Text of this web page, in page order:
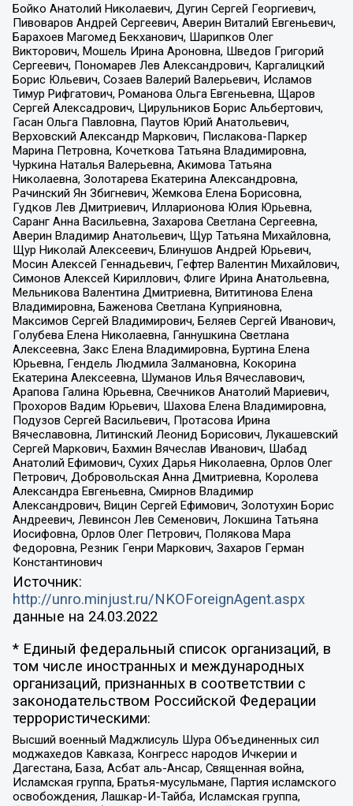
Бойко Анатолий Николаевич, Дугин Сергей Георгиевич,
Пивоваров Андрей Сергеевич, Аверин Виталий Евгеньевич,
Барахоев Магомед Бекханович, Шарипков Олег
Викторович, Мошель Ирина Ароновна, Шведов Григорий
Сергеевич, Пономарев Лев Александрович, Каргалицкий
Борис Юльевич, Созаев Валерий Валерьевич, Исламов
Тимур Рифгатович, Романова Ольга Евгеньевна, Щаров
Сергей Алексадрович, Цирульников Борис Альбертович,
Гасан Ольга Павловна, Паутов Юрий Анатольевич,
Верховский Александр Маркович, Пислакова-Паркер
Марина Петровна, Кочеткова Татьяна Владимировна,
Чуркина Наталья Валерьевна, Акимова Татьяна
Николаевна, Золотарева Екатерина Александровна,
Рачинский Ян Збигневич, Жемкова Елена Борисовна,
Гудков Лев Дмитриевич, Илларионова Юлия Юрьевна,
Саранг Анна Васильевна, Захарова Светлана Сергеевна,
Аверин Владимир Анатольевич, Щур Татьяна Михайловна,
Щур Николай Алексеевич, Блинушов Андрей Юрьевич,
Мосин Алексей Геннадьевич, Гефтер Валентин Михайлович,
Симонов Алексей Кириллович, Флиге Ирина Анатольевна,
Мельникова Валентина Дмитриевна, Вититинова Елена
Владимировна, Баженова Светлана Куприяновна,
Максимов Сергей Владимирович, Беляев Сергей Иванович,
Голубева Елена Николаевна, Ганнушкина Светлана
Алексеевна, Закс Елена Владимировна, Буртина Елена
Юрьевна, Гендель Людмила Залмановна, Кокорина
Екатерина Алексеевна, Шуманов Илья Вячеславович,
Арапова Галина Юрьевна, Свечников Анатолий Мариевич,
Прохоров Вадим Юрьевич, Шахова Елена Владимировна,
Подузов Сергей Васильевич, Протасова Ирина
Вячеславовна, Литинский Леонид Борисович, Лукашевский
Сергей Маркович, Бахмин Вячеслав Иванович, Шабад
Анатолий Ефимович, Сухих Дарья Николаевна, Орлов Олег
Петрович, Добровольская Анна Дмитриевна, Королева
Александра Евгеньевна, Смирнов Владимир
Александрович, Вицин Сергей Ефимович, Золотухин Борис
Андреевич, Левинсон Лев Семенович, Локшина Татьяна
Иосифовна, Орлов Олег Петрович, Полякова Мара
Федоровна, Резник Генри Маркович, Захаров Герман
Константинович
Источник:
http://unro.minjust.ru/NKOForeignAgent.aspx
данные на 24.03.2022
* Единый федеральный список организаций, в
том числе иностранных и международных
организаций, признанных в соответствии с
законодательством Российской Федерации
террористическими:
Высший военный Маджлисуль Шура Объединенных сил
моджахедов Кавказа, Конгресс народов Ичкерии и
Дагестана, База, Асбат аль-Ансар, Священная война,
Исламская группа, Братья-мусульмане, Партия исламского
освобождения, Лашкар-И-Тайба, Исламская группа,